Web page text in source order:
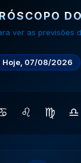
ver as previsões
Hoje, 07/08/2026
♌ ♍ ♎